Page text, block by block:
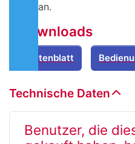
an.
Downloads
Datenblatt
Technische Daten
Benutzer, die